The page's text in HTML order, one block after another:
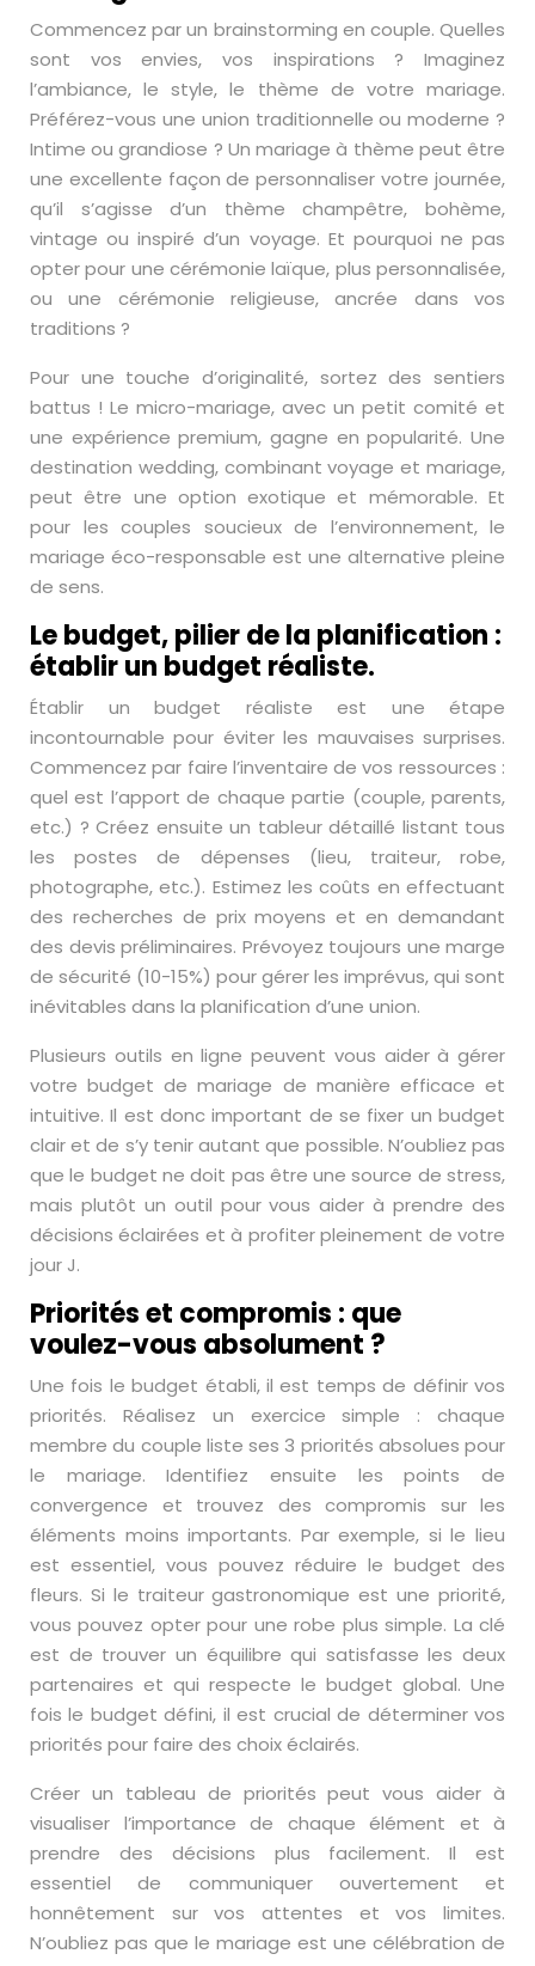
Commencez par un brainstorming en couple. Quelles
sont vos envies, vos inspirations ? Imaginez
l’ambiance, le style, le thème de votre mariage.
Préférez-vous une union traditionnelle ou moderne ?
Intime ou grandiose ? Un mariage à thème peut être
une excellente façon de personnaliser votre journée,
qu’il s’agisse d’un thème champêtre, bohème,
vintage ou inspiré d’un voyage. Et pourquoi ne pas
opter pour une cérémonie laïque, plus personnalisée,
ou une cérémonie religieuse, ancrée dans vos
traditions ?
Pour une touche d’originalité, sortez des sentiers
battus ! Le micro-mariage, avec un petit comité et
une expérience premium, gagne en popularité. Une
destination wedding, combinant voyage et mariage,
peut être une option exotique et mémorable. Et
pour les couples soucieux de l’environnement, le
mariage éco-responsable est une alternative pleine
de sens.
Le budget, pilier de la planification :
établir un budget réaliste.
Établir un budget réaliste est une étape
incontournable pour éviter les mauvaises surprises.
Commencez par faire l’inventaire de vos ressources :
quel est l’apport de chaque partie (couple, parents,
etc.) ? Créez ensuite un tableur détaillé listant tous
les postes de dépenses (lieu, traiteur, robe,
photographe, etc.). Estimez les coûts en effectuant
des recherches de prix moyens et en demandant
des devis préliminaires. Prévoyez toujours une marge
de sécurité (10-15%) pour gérer les imprévus, qui sont
inévitables dans la planification d’une union.
Plusieurs outils en ligne peuvent vous aider à gérer
votre budget de mariage de manière efficace et
intuitive. Il est donc important de se fixer un budget
clair et de s’y tenir autant que possible. N’oubliez pas
que le budget ne doit pas être une source de stress,
mais plutôt un outil pour vous aider à prendre des
décisions éclairées et à profiter pleinement de votre
jour J.
Priorités et compromis : que
voulez-vous absolument ?
Une fois le budget établi, il est temps de définir vos
priorités. Réalisez un exercice simple : chaque
membre du couple liste ses 3 priorités absolues pour
le mariage. Identifiez ensuite les points de
convergence et trouvez des compromis sur les
éléments moins importants. Par exemple, si le lieu
est essentiel, vous pouvez réduire le budget des
fleurs. Si le traiteur gastronomique est une priorité,
vous pouvez opter pour une robe plus simple. La clé
est de trouver un équilibre qui satisfasse les deux
partenaires et qui respecte le budget global. Une
fois le budget défini, il est crucial de déterminer vos
priorités pour faire des choix éclairés.
Créer un tableau de priorités peut vous aider à
visualiser l’importance de chaque élément et à
prendre des décisions plus facilement. Il est
essentiel de communiquer ouvertement et
honnêtement sur vos attentes et vos limites.
N’oubliez pas que le mariage est une célébration de